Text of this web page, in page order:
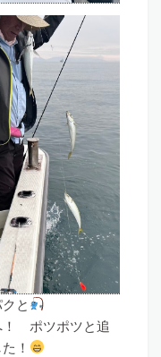
と
！ ポツポツと追
！